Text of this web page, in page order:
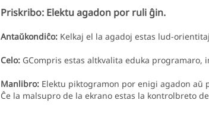
Priskribo: Elektu agadon por ruli ĝin.
Antaŭkondiĉo: Kelkaj el la agadoj estas lud-
Celo: GCompris estas altkvalita eduka
Manlibro: Elektu piktogramon por enigi agadon
Ĉe la malsupro de la ekrano estas la kontrolbreto